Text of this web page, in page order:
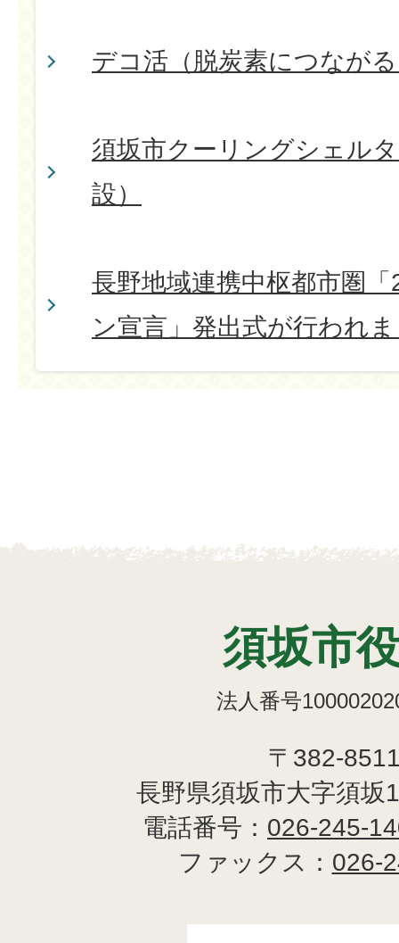
デコ活（脱炭素につなが
須坂市クーリングシェル
設）
長野地域連携中枢都市圏
ン宣言」発出式が行われ
須坂市
法人番号
〒382-
長野県須坂市大字須坂
電話番号： 026-245-
ファックス： 026-